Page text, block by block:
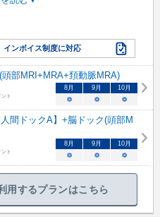
インボイス制度に対応
部MRI+MRA+頚動脈MRA)
ント
8月 9月 10月
○ ○ ○
間ドックA】+脳ドック(頭部M
ント
8月 9月 10月
○ ○ ○
用するプランはこちら